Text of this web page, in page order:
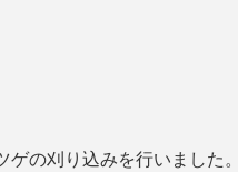
の刈り込みを行いました。